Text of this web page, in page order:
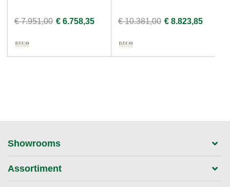
€ 7.951,00 € 6.758,35 € 10.381,00 € 8.823,85
Showrooms
Assortiment